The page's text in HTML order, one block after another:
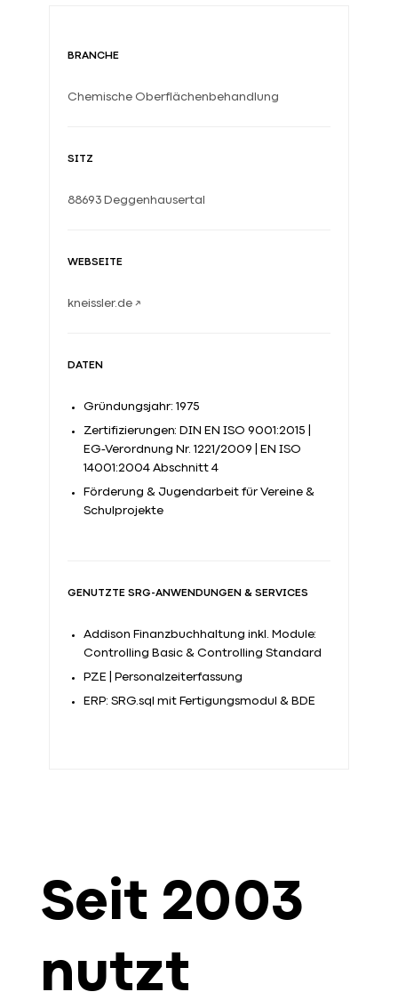
BRANCHE
Chemische Oberflächenbehandlung
SITZ
88693 Deggenhausertal
WEBSEITE
kneissler.de ↗
DATEN
Gründungsjahr: 1975
Zertifizierungen: DIN EN ISO 9001:2015 |
EG-Verordnung Nr. 1221/2009 | EN ISO
14001:2004 Abschnitt 4
Förderung & Jugendarbeit für Vereine &
Schulprojekte
GENUTZTE SRG-ANWENDUNGEN & SERVICES
Addison Finanzbuchhaltung inkl. Module:
Controlling Basic & Controlling Standard
PZE | Personalzeiterfassung
ERP: SRG.sql mit Fertigungsmodul & BDE
Seit 2003
nutzt